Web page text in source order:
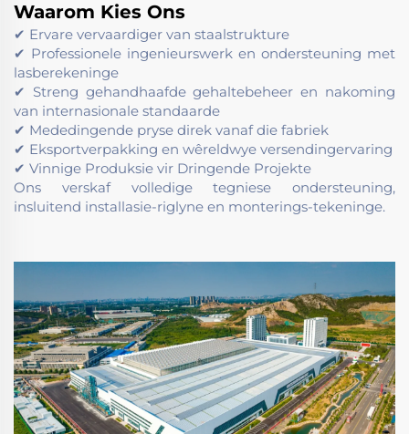
Waarom Kies Ons
✔ Ervare vervaardiger van staalstrukture
✔ Professionele ingenieurswerk en ondersteuning met
lasberekeninge
✔ Streng gehandhaafde gehaltebeheer en nakoming
van internasionale standaarde
✔ Mededingende pryse direk vanaf die fabriek
✔ Eksportverpakking en wêreldwye versendingervaring
✔ Vinnige Produksie vir Dringende Projekte
Ons verskaf volledige tegniese ondersteuning,
insluitend installasie-riglyne en monterings-tekeninge.